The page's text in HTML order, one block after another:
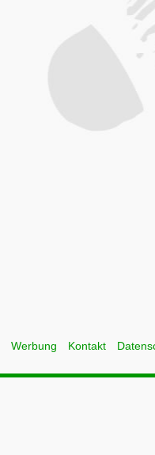
Werbung Kontakt